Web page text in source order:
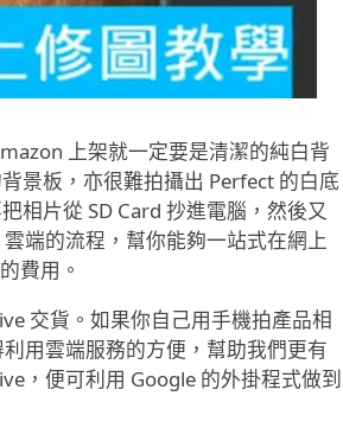
上架就一定要是清潔的純白背
景板，亦很難拍攝出 Perfect 的白底
相片從 SD Card 抄進電腦，然後又
端的流程，幫你能夠一站式在網上
費用。
交貨。如果你自己用手機拍產品相
用雲端服務的方便，幫助我們更有
，便可利用 Google 的外掛程式做到